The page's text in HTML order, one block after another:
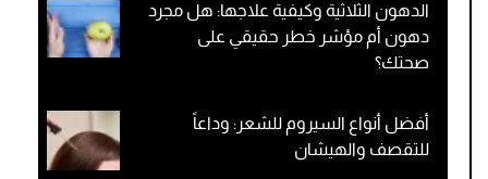
الدهون الثلاثية وكيفية علاجها: هل مجرد
دهون أم مؤشر خطر حقيقي على
صحتك؟
أفضل أنواع السيروم للشعر: وداعاً
للتقصف والهيشان